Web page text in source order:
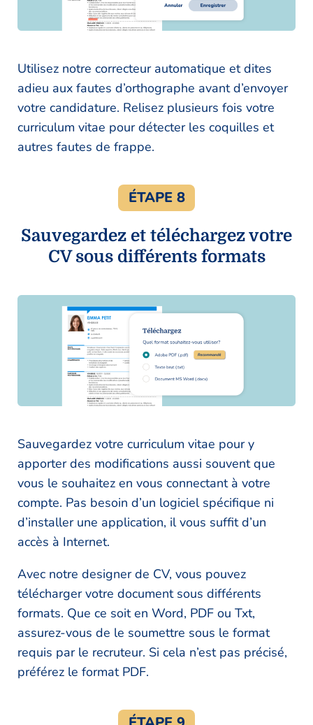
Utilisez notre correcteur automatique et dites
adieu aux fautes d’orthographe avant d’envoyer
votre candidature. Relisez plusieurs fois votre
curriculum vitae pour détecter les coquilles et
autres fautes de frappe.
ÉTAPE 8
Sauvegardez et téléchargez votre
CV sous différents formats
Sauvegardez votre curriculum vitae pour y
apporter des modifications aussi souvent que
vous le souhaitez en vous connectant à votre
compte. Pas besoin d’un logiciel spécifique ni
d’installer une application, il vous suffit d’un
accès à Internet.
Avec notre designer de CV, vous pouvez
télécharger votre document sous différents
formats. Que ce soit en Word, PDF ou Txt,
assurez-vous de le soumettre sous le format
requis par le recruteur. Si cela n’est pas précisé,
préférez le format PDF.